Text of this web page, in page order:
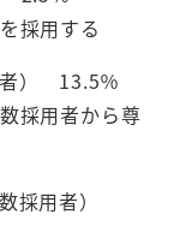
採用する
） 13.5％
採用者から尊
採用者）